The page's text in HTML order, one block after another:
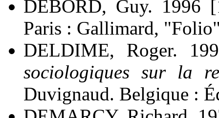
DEBORD, Guy. 1996
Paris : Gallimard,
DELDIME, Roger.
sociologiques sur la
Duvignaud. Belgique :